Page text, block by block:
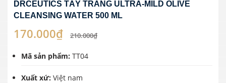
DRCEUTICS TẨY TRANG ULTRA-MILD OLIVE
CLEANSING WATER 500 ML
170.000₫ 210.000₫
Mã sản phẩm: TT04
Xuất xứ: Việt nam